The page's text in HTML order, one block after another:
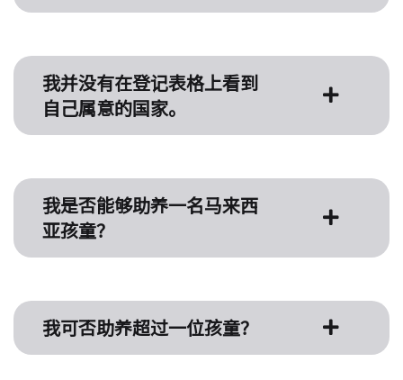
我并没有在登记表格上看到
自己属意的国家。
我是否能够助养一名马来西
亚孩童？
我可否助养超过一位孩童？